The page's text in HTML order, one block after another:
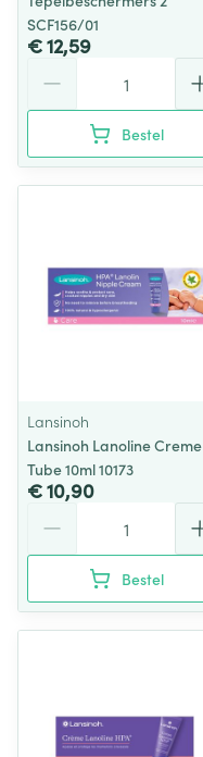
SCF156/01
€ 12,59
Bestel
Lansinoh
Lansinoh Lanoline Creme
Tube 10ml 10173
€ 10,90
Bestel